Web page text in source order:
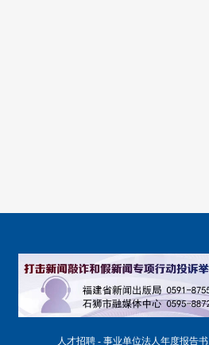
人才招聘 - 事业单位法人年度报告书